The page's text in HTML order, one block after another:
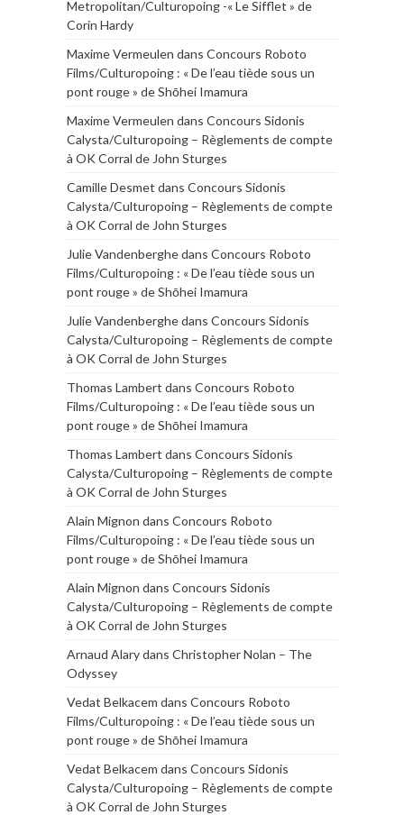
Metropolitan/Culturopoing -« Le Sifflet » de
Corin Hardy
Maxime Vermeulen dans Concours Roboto
Films/Culturopoing : « De l’eau tiède sous un
pont rouge » de Shōhei Imamura
Maxime Vermeulen dans Concours Sidonis
Calysta/Culturopoing – Règlements de compte
à OK Corral de John Sturges
Camille Desmet dans Concours Sidonis
Calysta/Culturopoing – Règlements de compte
à OK Corral de John Sturges
Julie Vandenberghedans Concours Roboto
Films/Culturopoing : « De l’eau tiède sous un
pont rouge » de Shōhei Imamura
Julie Vandenberghedans Concours Sidonis
Calysta/Culturopoing – Règlements de compte
à OK Corral de John Sturges
Thomas Lambert dans Concours Roboto
Films/Culturopoing : « De l’eau tiède sous un
pont rouge » de Shōhei Imamura
Thomas Lambert dans Concours Sidonis
Calysta/Culturopoing – Règlements de compte
à OK Corral de John Sturges
Alain Mignon dans Concours Roboto
Films/Culturopoing : « De l’eau tiède sous un
pont rouge » de Shōhei Imamura
Alain Mignon dans Concours Sidonis
Calysta/Culturopoing – Règlements de compte
à OK Corral de John Sturges
Arnaud Alarydans Christopher Nolan – The
Odyssey
Vedat Belkacem dans Concours Roboto
Films/Culturopoing : « De l’eau tiède sous un
pont rouge » de Shōhei Imamura
Vedat Belkacem dans Concours Sidonis
Calysta/Culturopoing – Règlements de compte
à OK Corral de John Sturges